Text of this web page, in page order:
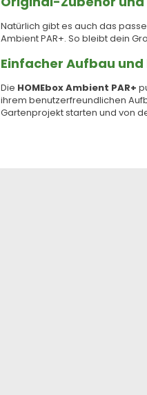
Natürlich gibt es auch das
Ambient PAR+. So bleibt dein
Einfacher Aufbau
Die HOMEbox Ambient PAR+
ihrem benutzerfreundlichen
Gartenprojekt starten und von